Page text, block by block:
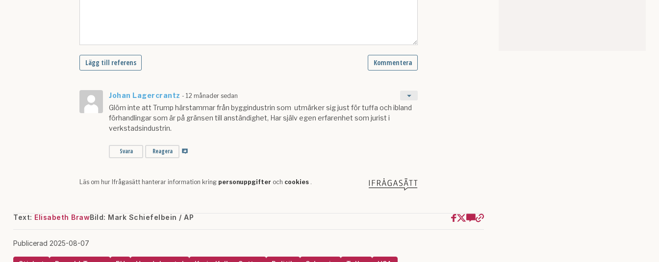
Text: Elisabeth BrawBild: Mark Schiefelbein / AP
Publicerad 2025-08-07